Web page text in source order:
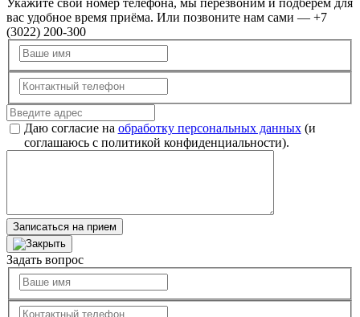
вас удобное время приёма. Или позвоните нам сами — +7
(3022) 200-300
Даю согласие на обработку персональных данных(и
соглашаюсь с политикой конфиденциальности).
Записаться на прием
Задать вопрос